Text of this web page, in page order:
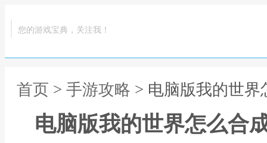
您的游戏宝典，关注我！
首页 > 手游攻略 > 电脑版我的世
电脑版我的世界怎么合